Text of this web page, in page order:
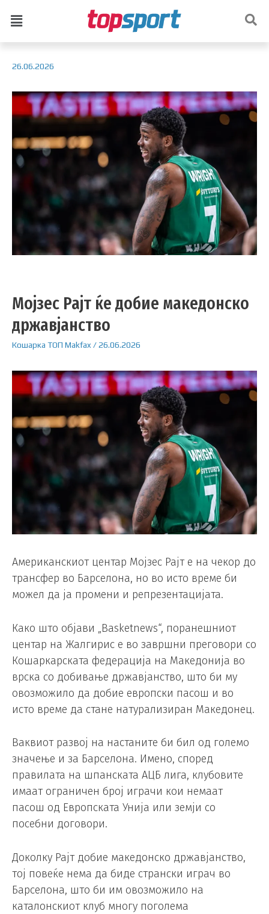
26.06.2026
Мојзес Рајт ќе добие македонско
државјанство
Кошарка ТОП Makfax /26.06.2026
Американскиот центар Мојзес Рајт е на чекор до
трансфер во Барселона, но во исто време би
можел да ја промени и репрезентацијата.
Како што објави „Basketnews“, поранешниот
центар на Жалгирис е во завршни преговори со
Кошаркарската федерација на Македонија во
врска со добивање државјанство, што би му
овозможило да добие европски пасош и во
исто време да стане натурализиран Македонец.
Ваквиот развој на настаните би бил од големо
значење и за Барселона. Имено, според
правилата на шпанската АЦБ лига, клубовите
имаат ограничен број играчи кои немаат
пасош од Европската Унија или земји со
посебни договори.
Доколку Рајт добие македонско државјанство,
тој повеќе нема да биде странски играч во
Барселона, што би им овозможило на
каталонскиот клуб многу поголема